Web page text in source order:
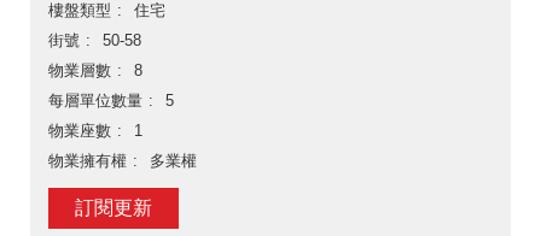
樓盤類型
住宅
街號
50-58
物業層數
8
每層單位數量
5
物業座數
1
物業擁有權
多業權
訂閱更新